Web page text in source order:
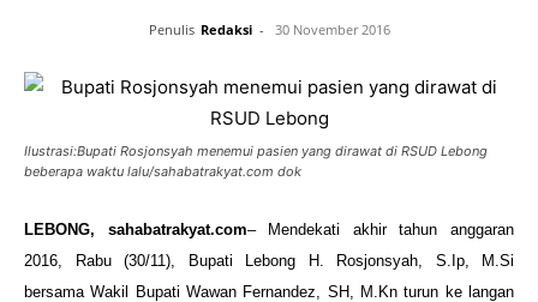
Penulis Redaksi - 30 November 2016
Ilustrasi:Bupati Rosjonsyah menemui pasien yang dirawat di RSUD Lebong
beberapa waktu lalu/sahabatrakyat.com dok
LEBONG, sahabatrakyat.com– Mendekati akhir tahun anggaran
2016, Rabu (30/11), Bupati Lebong H. Rosjonsyah, S.Ip, M.Si
bersama Wakil Bupati Wawan Fernandez, SH, M.Kn turun ke langan